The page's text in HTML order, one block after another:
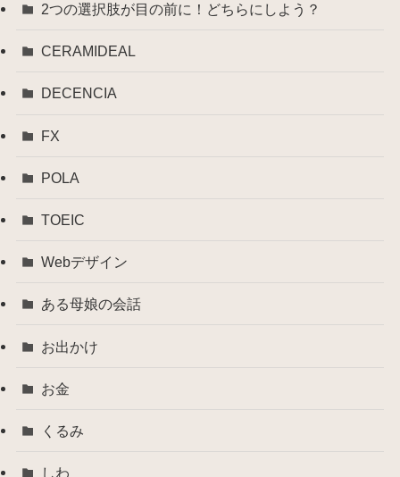
2つの選択肢が目の前に！どちらにしよう？
CERAMIDEAL
DECENCIA
FX
POLA
TOEIC
Webデザイン
ある母娘の会話
お出かけ
お金
くるみ
しわ